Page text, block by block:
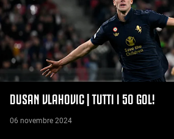
DUSAN VLAHOVIC | TUTTI I 50 GOL!
06 novembre 2024